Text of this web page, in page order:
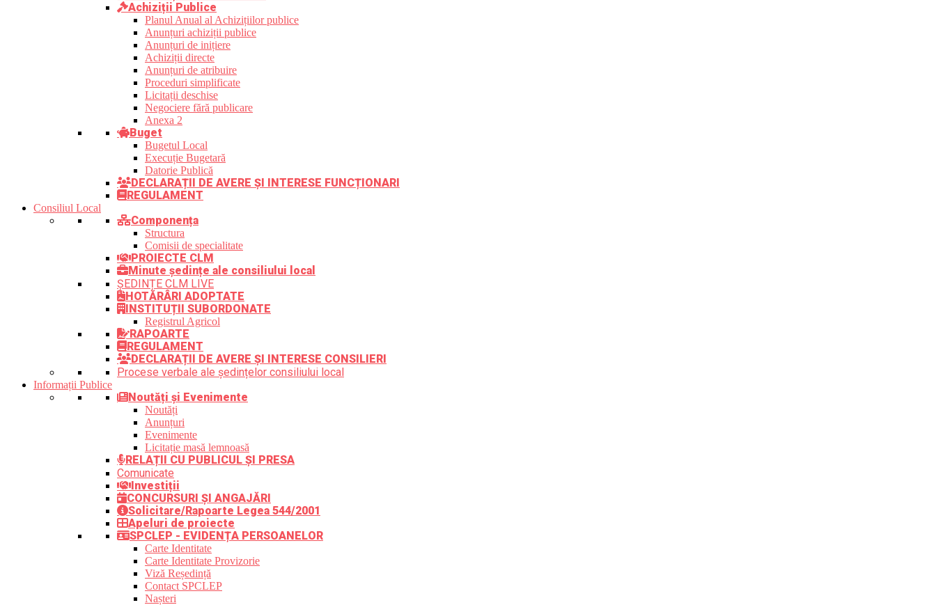
Achiziții Publice
Planul Anual al Achizițiilor publice
Anunțuri achiziții publice
Anunțuri de inițiere
Achiziții directe
Anunțuri de atribuire
Proceduri simplificate
Licitații deschise
Negociere fără publicare
Anexa 2
Buget
Bugetul Local
Execuție Bugetară
Datorie Publică
DECLARAȚII DE AVERE ȘI INTERESE FUNCȚIONARI
REGULAMENT
Consiliul Local
Componența
Structura
Comisii de specialitate
PROIECTE CLM
Minute ședințe ale consiliului local
ȘEDINȚE CLM LIVE
HOTĂRÂRI ADOPTATE
INSTITUȚII SUBORDONATE
Registrul Agricol
RAPOARTE
REGULAMENT
DECLARAȚII DE AVERE ȘI INTERESE CONSILIERI
Procese verbale ale ședințelor consiliului local
Informații Publice
Noutăți și Evenimente
Noutăți
Anunțuri
Evenimente
Licitație masă lemnoasă
RELAȚII CU PUBLICUL ȘI PRESA
Comunicate
Investiții
CONCURSURI ȘI ANGAJĂRI
Solicitare/Rapoarte Legea 544/2001
Apeluri de proiecte
SPCLEP - EVIDENȚA PERSOANELOR
Carte Identitate
Carte Identitate Provizorie
Viză Reședință
Contact SPCLEP
Nașteri